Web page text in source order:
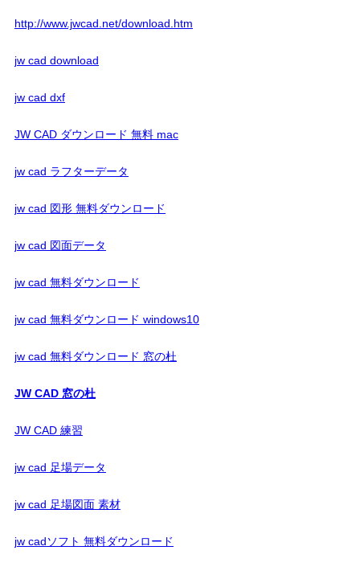
http://www.jwcad.net/download.htm
jw cad download
jw cad dxf
JW CAD ダウンロード 無料 mac
jw cad ラフターデータ
jw cad 図形 無料ダウンロード
jw cad 図面データ
jw cad 無料ダウンロード
jw cad 無料ダウンロード windows10
jw cad 無料ダウンロード 窓の杜
JW CAD 窓の杜
JW CAD 練習
jw cad 足場データ
jw cad 足場図面 素材
jw cadソフト 無料ダウンロード